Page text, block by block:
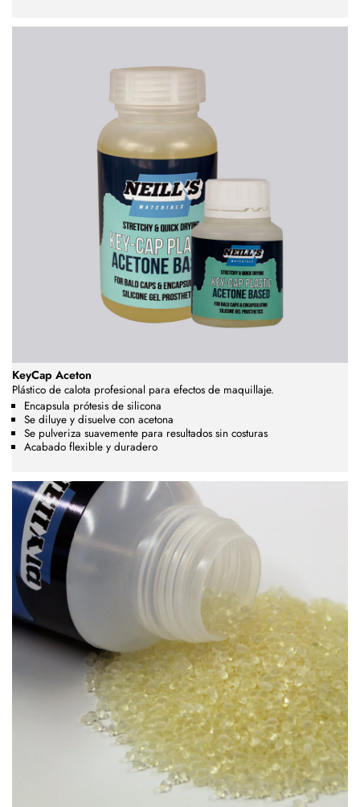
KeyCap Aceton
Plástico de calota profesional para efectos de maquillaje.
Encapsula prótesis de silicona
Se diluye y disuelve con acetona
Se pulveriza suavemente para resultados sin costuras
Acabado flexible y duradero